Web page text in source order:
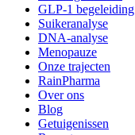
GLP-1 begeleiding
Suikeranalyse
DNA-analyse
Menopauze
Onze trajecten
RainPharma
Over ons
Blog
Getuigenissen